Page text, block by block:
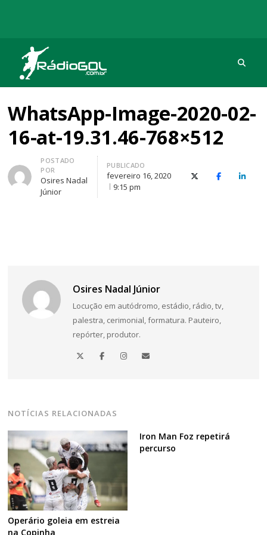
Rádio Gol
Há mais de 20 anos com as melhores coberturas
WhatsApp-Image-2020-02-
16-at-19.31.46-768×512
Autor
POSTADO
POR
Osires Nadal
Júnior
PUBLICADO
fevereiro 16, 2020
9:15 pm
X (Twitter)Facebook
O
Osires Nadal Júnior
Locução em autódromo, estádio, rádio, tv,
palestra, cerimonial, formatura. Pauteiro,
repórter, produtor.
NOTÍCIAS RELACIONADAS
Operário goleia em estreia
na Copinha
Iron Man Foz repetirá
percurso
Navegação